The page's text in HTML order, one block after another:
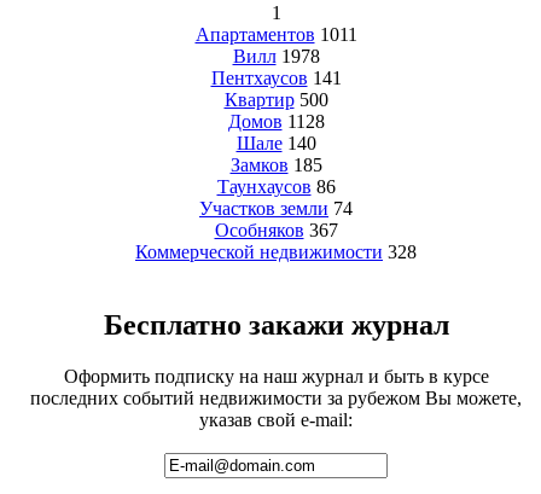
1
Апартаментов 1011
Вилл 1978
Пентхаусов 141
Квартир 500
Домов 1128
Шале 140
Замков 185
Таунхаусов 86
Участков земли 74
Особняков 367
Коммерческой недвижимости 328
Бесплатно закажи журнал
Оформить подписку на наш журнал и быть в курсе
последних событий недвижимости за рубежом Вы можете,
указав свой e-mail: